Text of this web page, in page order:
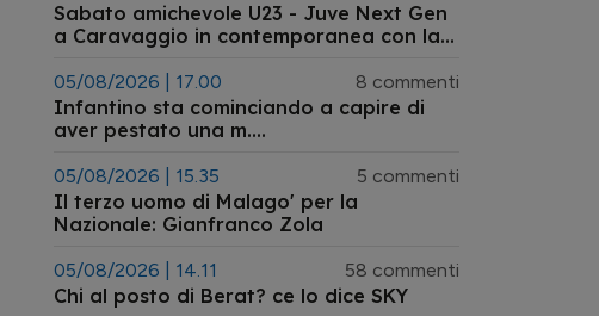
Sabato amichevole U23 - Juve Next Gen
a Caravaggio in contemporanea con la
05/08/2026 | 17.00 8 commenti
Infantino sta cominciando a capire di
aver pestato una m....
05/08/2026 | 15.35 5 commenti
Il terzo uomo di Malago' per la
Nazionale: Gianfranco Zola
05/08/2026 | 14.11 58 commenti
Chi al posto di Berat? ce lo dice SKY